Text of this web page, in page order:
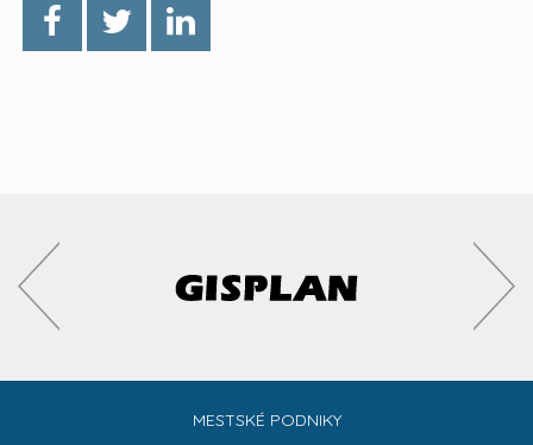
MESTSKÉ PODNIKY